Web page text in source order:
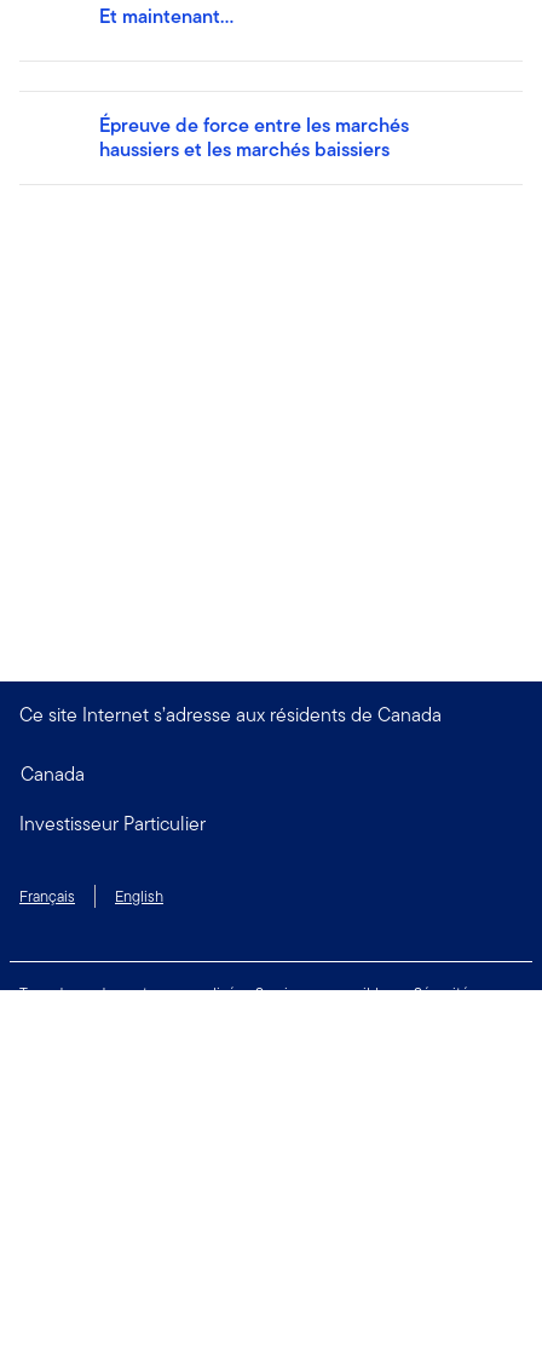
Et maintenant…
Épreuve de force entre les marchés
haussiers et les marchés baissiers
Ce site Internet s’adresse aux résidents de Canada
Canada
Investisseur Particulier
Français English
Taux de rendement personnalisé Services accessibles
Sécurité